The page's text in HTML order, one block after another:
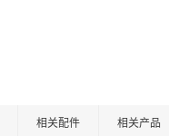
相关配件 相关产品